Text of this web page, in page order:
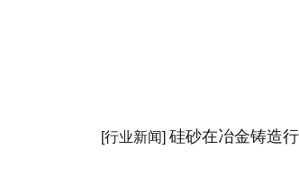
[行业新闻] 硅砂在冶金铸造